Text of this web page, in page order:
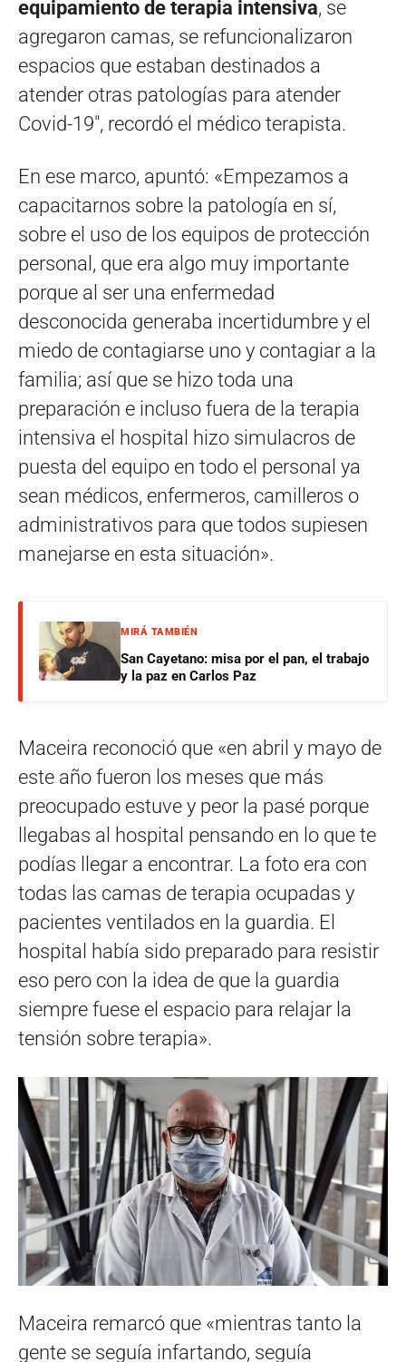
equipamiento de terapia intensiva, se
agregaron camas, se refuncionalizaron
espacios que estaban destinados a
atender otras patologías para atender
Covid-19″, recordó el médico terapista.
En ese marco, apuntó: «Empezamos a
capacitarnos sobre la patología en sí,
sobre el uso de los equipos de protección
personal, que era algo muy importante
porque al ser una enfermedad
desconocida generaba incertidumbre y el
miedo de contagiarse uno y contagiar a la
familia; así que se hizo toda una
preparación e incluso fuera de la terapia
intensiva el hospital hizo simulacros de
puesta del equipo en todo el personal ya
sean médicos, enfermeros, camilleros o
administrativos para que todos supiesen
manejarse en esta situación».
MIRÁ TAMBIÉN
San Cayetano: misa por el pan, el trabajo
y la paz en Carlos Paz
Maceira reconoció que «en abril y mayo de
este año fueron los meses que más
preocupado estuve y peor la pasé porque
llegabas al hospital pensando en lo que te
podías llegar a encontrar. La foto era con
todas las camas de terapia ocupadas y
pacientes ventilados en la guardia. El
hospital había sido preparado para resistir
eso pero con la idea de que la guardia
siempre fuese el espacio para relajar la
tensión sobre terapia».
Maceira remarcó que «mientras tanto la
gente se seguía infartando, seguía